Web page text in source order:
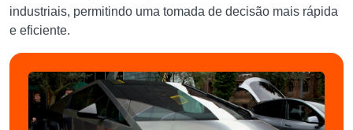
industriais, permitindo uma tomada de decisão mais rápida
e eficiente.